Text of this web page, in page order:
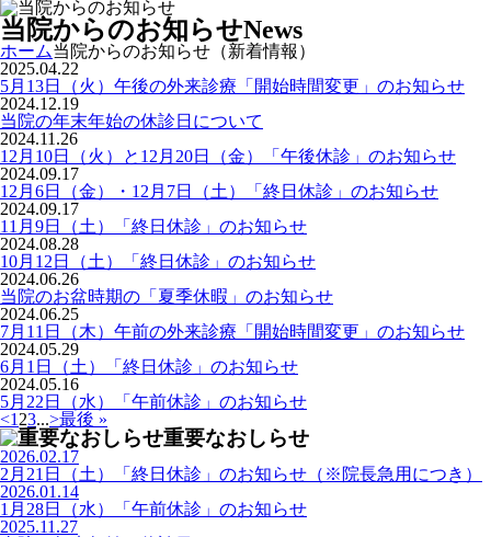
当院からのお知らせNews
ホーム当院からのお知らせ（新着情報）
2025.04.22
5月13日（火）午後の外来診療「開始時間変更」のお知らせ
2024.12.19
当院の年末年始の休診日について
2024.11.26
12月10日（火）と12月20日（金）「午後休診」のお知らせ
2024.09.17
12月6日（金）・12月7日（土）「終日休診」のお知らせ
2024.09.17
11月9日（土）「終日休診」のお知らせ
2024.08.28
10月12日（土）「終日休診」のお知らせ
2024.06.26
当院のお盆時期の「夏季休暇」のお知らせ
2024.06.25
7月11日（木）午前の外来診療「開始時間変更」のお知らせ
2024.05.29
6月1日（土）「終日休診」のお知らせ
2024.05.16
5月22日（水）「午前休診」のお知らせ
<1 23...>最後 »
重要なおしらせ
2026.02.17
2月21日（土）「終日休診」のお知らせ（※院長急用につき）
2026.01.14
1月28日（水）「午前休診」のお知らせ
2025.11.27